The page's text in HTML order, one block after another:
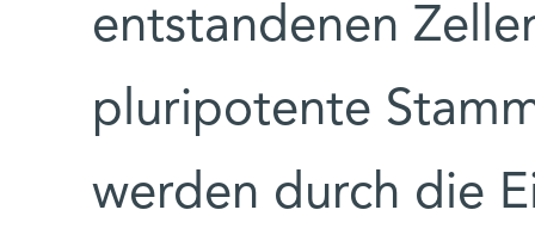
entstandenen
pluripotente
werden durch die